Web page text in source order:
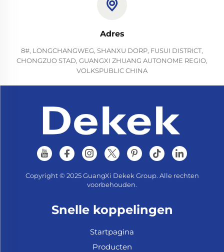
Adres
8#, LONGCHANGWEG, SHANXU DORP, FUSUI DISTRICT,
CHONGZUO STAD, GUANGXI ZHUANG AUTONOME REGIO,
VOLKSPUBLIC CHINA
Copyright © 2025 GuangXi Dekek Group. Alle rechten
voorbehouden.
Snelle koppelingen
Startpagina
Producten